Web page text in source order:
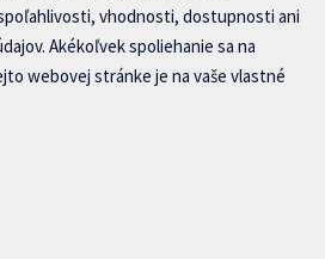
vhodnosti, dostupnosti ani
Akékoľvek spoliehanie sa na
webovej stránke je na vaše vlastné